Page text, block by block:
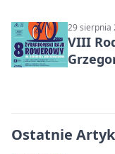
29 sierpnia
VIII
Ostatnie